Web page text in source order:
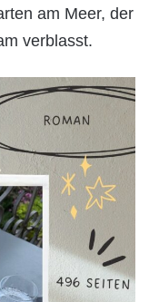
am Meer, der
verblasst.